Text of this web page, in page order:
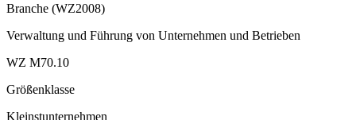
Branche (WZ2008)
Verwaltung und Führung von Unternehmen und Betrieben
WZ M70.10
Größenklasse
Kleinstunternehmen